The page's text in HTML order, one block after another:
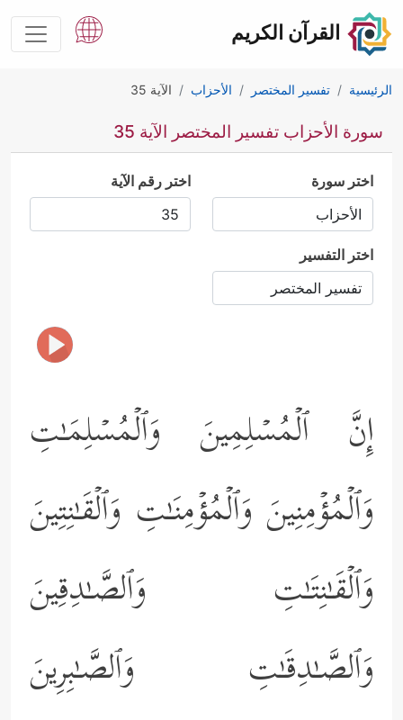
القرآن الكريم
الرئيسية تفسير المختصر الأحزاب الآية 35
سورة الأحزاب تفسير المختصر الآية 35
اختر سورة اختر رقم الآية
اختر التفسير
إِنَّ ٱلۡمُسۡلِمِینَ وَٱلۡمُسۡلِمَـٰتِ
وَٱلۡمُؤۡمِنِینَ وَٱلۡمُؤۡمِنَـٰتِ وَٱلۡقَـٰنِتِینَ
وَٱلۡقَـٰنِتَـٰتِ وَٱلصَّـٰدِقِینَ
وَٱلصَّـٰدِقَـٰتِ وَٱلصَّـٰبِرِینَ